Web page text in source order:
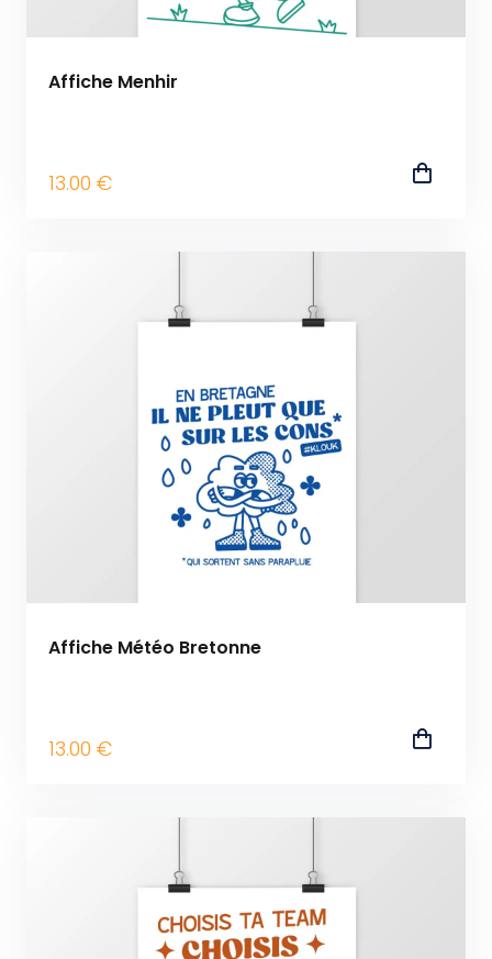
Affiche Menhir
13.00 €
Affiche Météo Bretonne
13.00 €